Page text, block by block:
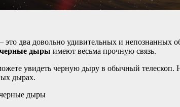
это два довольно удивительных и непознанных
дыры имеют весьма прочную связь.
увидеть черную дыру в обычный телескоп.
дырах.
дыры